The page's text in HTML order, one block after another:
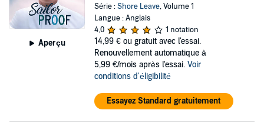
Aperçu
Série :Shore Leave, Volume 1
Langue : Anglais
4,0
1 notation
14,99 € ou gratuit avec l'essai.
Renouvellement automatique à
5,99 €/mois après l'essai. Voir
conditions d'éligibilité
Essayez Standard gratuitement